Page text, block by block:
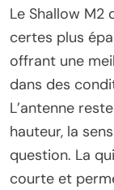
Le Shallow M2
certes plus
offrant une
dans des
L’antenne
hauteur, la
question. La
courte et